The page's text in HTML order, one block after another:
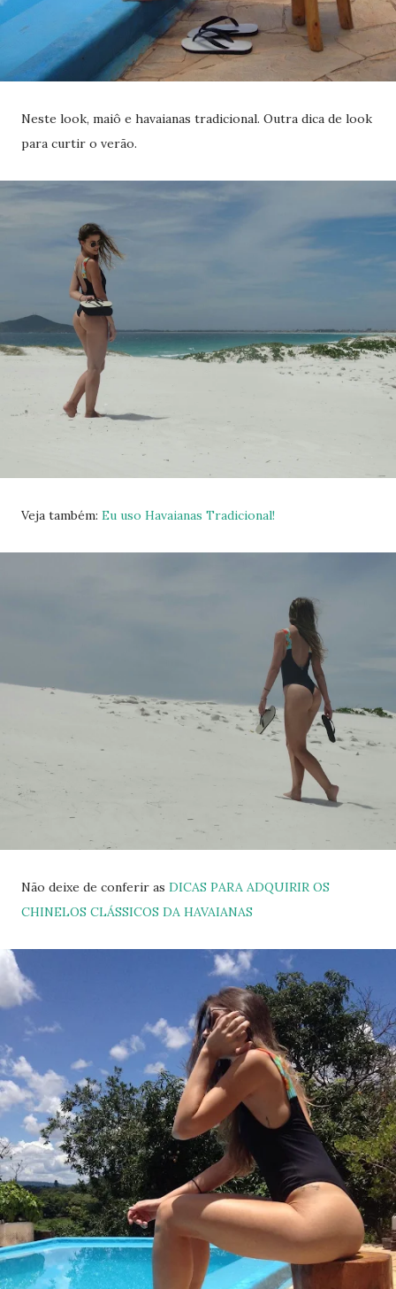
Neste look, maiô e havaianas tradicional. Outra dica de look
para curtir o verão.
Veja também: Eu uso Havaianas Tradicional!
Não deixe de conferir as DICAS PARA ADQUIRIR OS
CHINELOS CLÁSSICOS DA HAVAIANAS